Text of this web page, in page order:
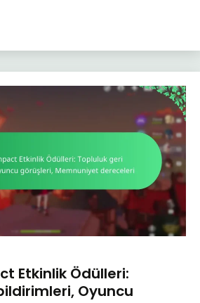
Etkinlik Ödülleri:
Oyuncu